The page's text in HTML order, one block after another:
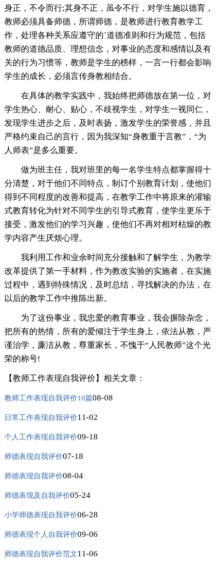
身正，不令而行;其身不正，虽令不行，对学生施以德育，
教师必须具备师德，所谓师德，是教师进行教育教学工
作，处理各种关系应遵守的`道德准则和行为规范，包括
教师的道德品质、理想信念，对事业的态度和感情以及有
关的行为习惯等，教师是学生的榜样，一言一行都会影响
学生的成长，必须言传身教相结合。
在具体的教学实践中，我始终把师德放在第一位，对
学生热心、耐心、贴心，不歧视学生，对学生一视同仁，
发现学生进步之后，及时表扬，激发学生的荣誉感，并且
严格约束自己的言行，因为我深知“身教重于言教”，“为
人师表”是多么重要。
做为班主任，我对班里的每一名学生特点都掌握得十
分清楚，对于他们不同特点，制订个别教育计划，使他们
得到不同程度的改善和提高，在教学工作中将原来的灌输
式教育转化为针对不同学生的引导式教育，使学生更乐于
接受，激发他们的学习兴趣，使他们不再对相对枯燥的教
学内容产生厌烦心理。
我利用工作和业余时间充分接触和了解学生，为教学
改革提供了第一手材料，作为教改实验的实施者，在实施
过程中，遇到特殊情况，及时总结，寻找解决的办法，在
以后的教学工作中推陈出新。
为了这份事业，我忠爱的教育事业，我会摒除杂念，
把所有的热情，所有的爱倾注于学生身上，依法从教，严
谨治学，廉洁从教，尊重家长，不愧于“人民教师”这个光
荣的称号!
【教师工作表现自我评价】相关文章：
教师工作表现自我评价10篇08-08
日常工作表现自我评价11-02
个人工作表现自我评价09-18
师德表现自我评价07-18
师德表现自我评价08-04
师德表现及自我评价05-24
小学师德表现自我评价06-28
师德表现个人自我评价09-06
师德表现自我评价范文11-06